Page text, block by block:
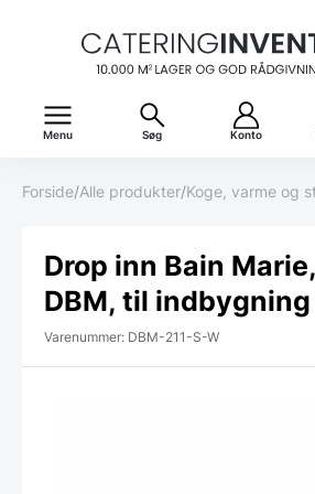
Menu Søg Konto
Forside/Alle produkter/Koge, varme og
Drop inn Bain
DBM, til indbygning
Varenummer: DBM-211-S-W